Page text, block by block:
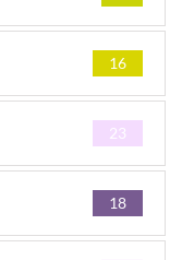
16
23
18